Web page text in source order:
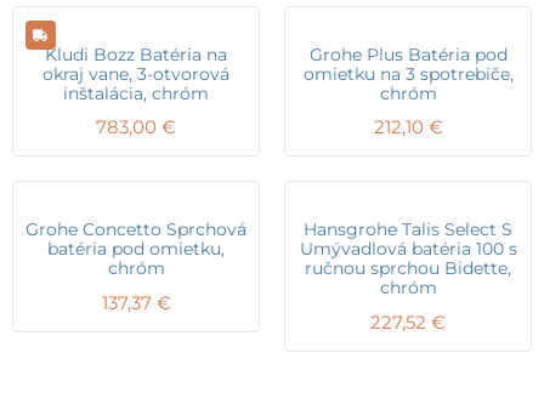
Kludi Bozz Batéria na
okraj vane, 3-otvorová
inštalácia, chróm
783,00 €
Grohe Plus Batéria pod
omietku na 3 spotrebiče,
chróm
212,10 €
Grohe Concetto Sprchová
batéria pod omietku,
chróm
137,37 €
Hansgrohe Talis Select S
Umývadlová batéria 100 s
ručnou sprchou Bidette,
chróm
227,52 €